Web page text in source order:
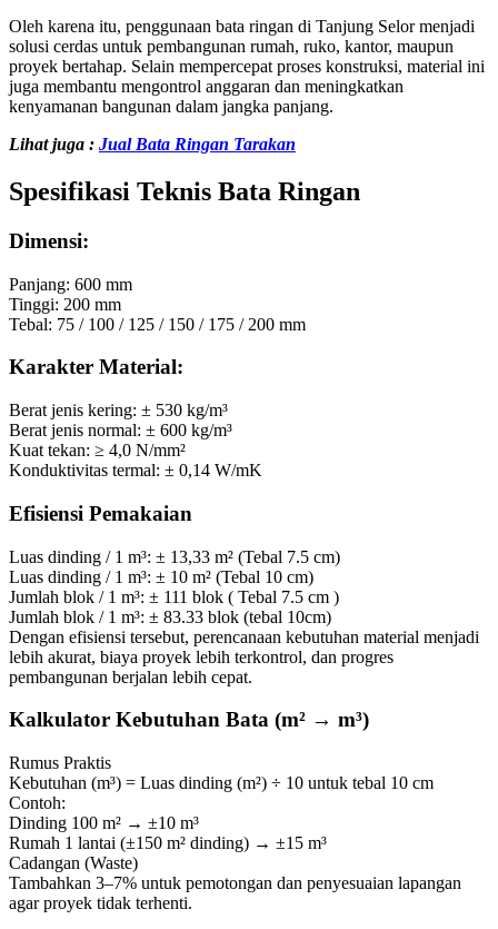
Oleh karena itu, penggunaan bata ringan di Tanjung Selor menjadi
solusi cerdas untuk pembangunan rumah, ruko, kantor, maupun
proyek bertahap. Selain mempercepat proses konstruksi, material ini
juga membantu mengontrol anggaran dan meningkatkan
kenyamanan bangunan dalam jangka panjang.
Lihat juga : Jual Bata Ringan Tarakan
Spesifikasi Teknis Bata Ringan
Dimensi:
Panjang: 600 mm
Tinggi: 200 mm
Tebal: 75 / 100 / 125 / 150 / 175 / 200 mm
Karakter Material:
Berat jenis kering: ± 530 kg/m³
Berat jenis normal: ± 600 kg/m³
Kuat tekan: ≥ 4,0 N/mm²
Konduktivitas termal: ± 0,14 W/mK
Efisiensi Pemakaian
Luas dinding / 1 m³: ± 13,33 m² (Tebal 7.5 cm)
Luas dinding / 1 m³: ± 10 m² (Tebal 10 cm)
Jumlah blok / 1 m³: ± 111 blok ( Tebal 7.5 cm )
Jumlah blok / 1 m³: ± 83.33 blok (tebal 10cm)
Dengan efisiensi tersebut, perencanaan kebutuhan material menjadi
lebih akurat, biaya proyek lebih terkontrol, dan progres
pembangunan berjalan lebih cepat.
Kalkulator Kebutuhan Bata (m² → m³)
Rumus Praktis
Kebutuhan (m³) = Luas dinding (m²) ÷ 10 untuk tebal 10 cm
Contoh:
Dinding 100 m² → ±10 m³
Rumah 1 lantai (±150 m² dinding) → ±15 m³
Cadangan (Waste)
Tambahkan 3–7% untuk pemotongan dan penyesuaian lapangan
agar proyek tidak terhenti.